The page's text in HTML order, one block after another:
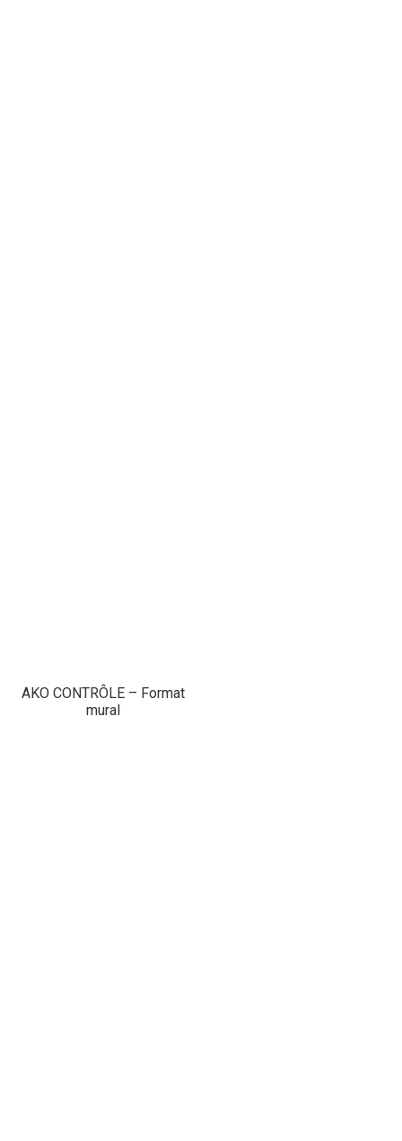
AKO CONTRÔLE – Format
mural